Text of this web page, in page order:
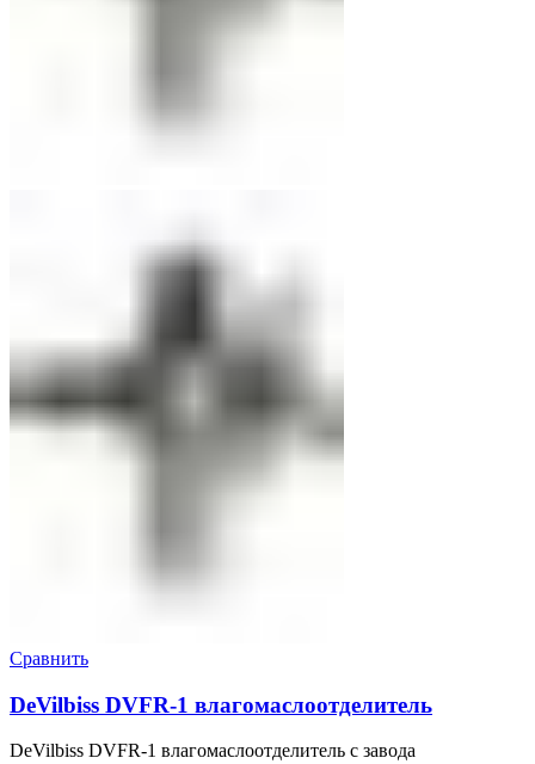
Сравнить
DeVilbiss DVFR-1 влагомаслоотделитель
DeVilbiss DVFR-1 влагомаслоотделитель с завода